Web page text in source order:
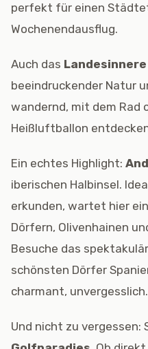
perfekt für einen
Wochenendausflug.
Auch das
beeindruckender Natur
wandernd, mit dem Rad
Heißluftballon
Ein echtes Highlight:
iberischen Halbinsel.
erkunden, wartet hier
Dörfern, Olivenhainen
Besuche das
schönsten Dörfer
charmant, unvergesslich.
Und nicht zu vergessen: